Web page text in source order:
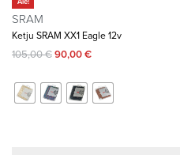
SRAM
Ketju SRAM XX1 Eagle 12v
105,00€90,00€